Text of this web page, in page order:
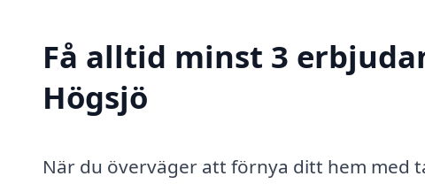
Få alltid minst 3
Högsjö
När du överväger att förnya ditt hem med